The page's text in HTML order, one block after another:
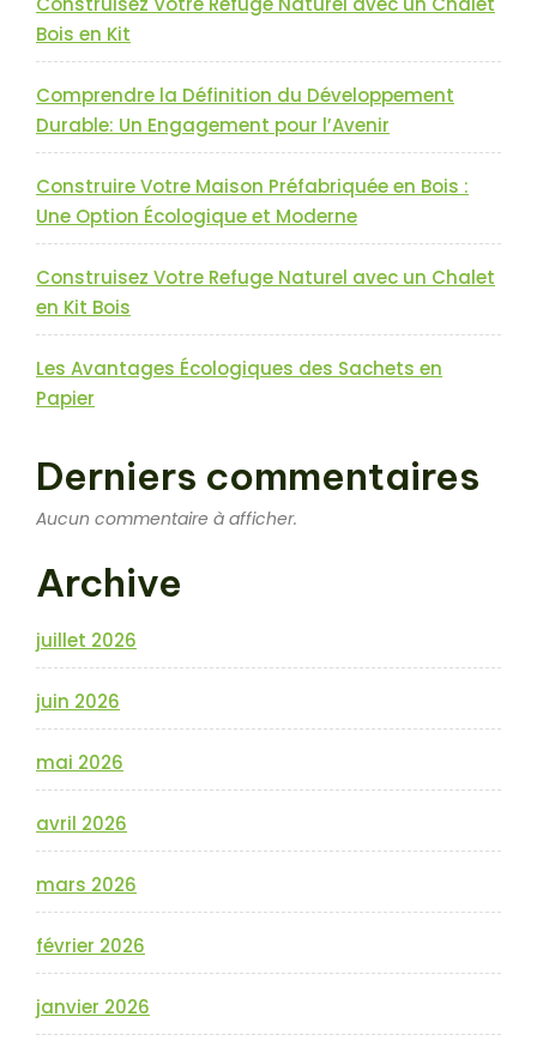
Bois en Kit
Comprendre la Définition du Développement
Durable: Un Engagement pour l’Avenir
Construire Votre Maison Préfabriquée en Bois :
Une Option Écologique et Moderne
Construisez Votre Refuge Naturel avec un Chalet
en Kit Bois
Les Avantages Écologiques des Sachets en
Papier
Derniers commentaires
Aucun commentaire à afficher.
Archive
juillet 2026
juin 2026
mai 2026
avril 2026
mars 2026
février 2026
janvier 2026